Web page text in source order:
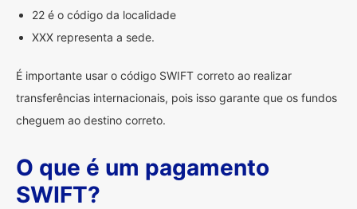
22 é o código da localidade
XXX representa a sede.
É importante usar o código SWIFT correto ao realizar
transferências internacionais, pois isso garante que os fundos
cheguem ao destino correto.
O que é um pagamento
SWIFT?